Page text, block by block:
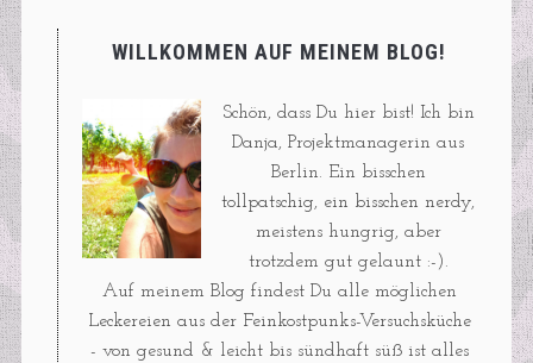
WILLKOMMEN AUF MEINEM BLOG!
Schön, dass Du hier bist! Ich bin
Danja, Projektmanagerin aus
Berlin. Ein bisschen
tollpatschig, ein bisschen nerdy,
meistens hungrig, aber
trotzdem gut gelaunt :-).
Auf meinem Blog findest Du alle möglichen
Leckereien aus der Feinkostpunks-Versuchsküche
- von gesund & leicht bis sündhaft süß ist alles